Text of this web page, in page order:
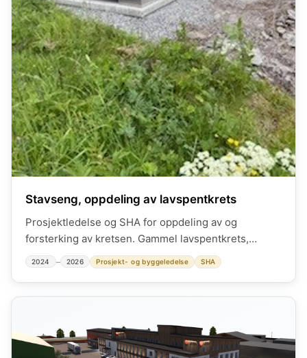
Stavseng, oppdeling av lavspentkrets
Prosjektledelse og SHA for oppdeling av og
forsterking av kretsen. Gammel lavspentkrets,
utvidet i flere trinn som medfører at den ikke holder
dagens krav.
2024 – 2026 Prosjekt- og byggeledelse SHA